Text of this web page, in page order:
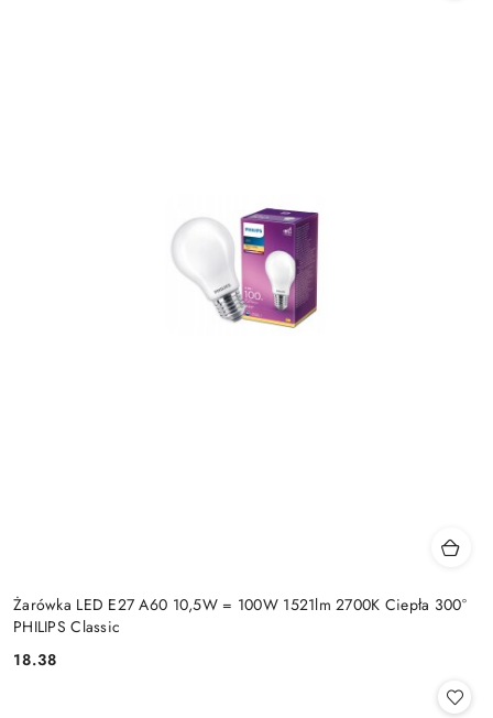
Żarówka LED E27 A60 10,5W = 100W 1521lm 2700K Ciepła 300°
PHILIPS Classic
Cena:
18.38